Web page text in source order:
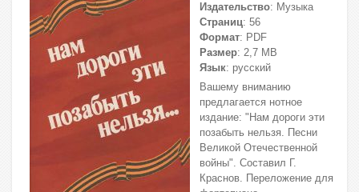
Издательство: Музыка
Страниц: 56
Формат: PDF
Размер: 2,7 МВ
Язык: русский
Вашему вниманию
предлагается нотное
издание: "Нам дороги эти
позабыть нельзя. Песни
Великой Отечественной
войны". Составил Г.
Краснов. Переложение для